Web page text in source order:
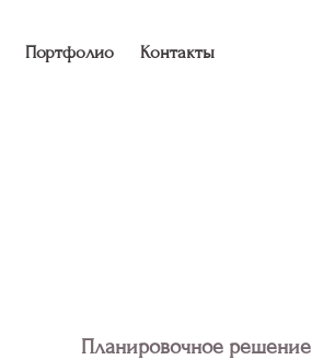
Портфолио Контакты
Планировочное решение